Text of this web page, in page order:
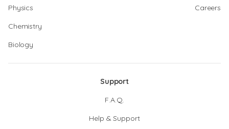
Physics
Chemistry
Biology
Careers
Support
F.A.Q.
Help & Support